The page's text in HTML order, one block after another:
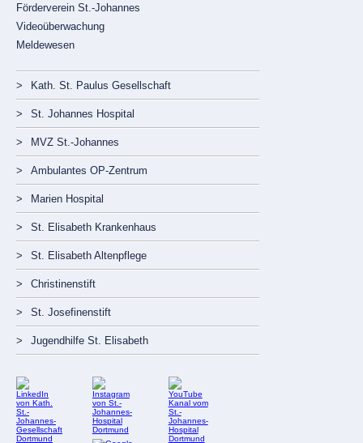
Förderverein St.-Johannes
Videoüberwachung
Meldewesen
Navigation
überspringen
Kath. St. Paulus Gesellschaft
St. Johannes Hospital
MVZ St.-Johannes
Ambulantes OP-Zentrum
Marien Hospital
St. Elisabeth Krankenhaus
St. Elisabeth Altenpflege
Christinenstift
St. Josefinenstift
Jugendhilfe St. Elisabeth